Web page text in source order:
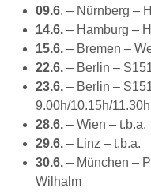
09.6. – Nürnberg –
14.6. – Hamburg –
15.6. – Bremen –
22.6. – Berlin –
23.6. – Berlin –
9.00h/10.15h/11.30h
28.6. – Wien – t.b.a.
29.6. – Linz – t.b.a.
30.6. – München –
Wilhalm